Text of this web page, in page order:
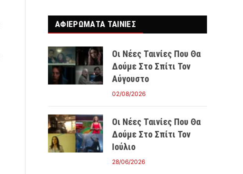
ΑΦΙΕΡΩΜΑΤΑ ΤΑΙΝΊΕΣ
Οι Νέες Ταινίες Που Θα
Δούμε Στο Σπίτι Τον
Αύγουστο
02/08/2026
Οι Νέες Ταινίες Που Θα
Δούμε Στο Σπίτι Τον
Ιούλιο
28/06/2026